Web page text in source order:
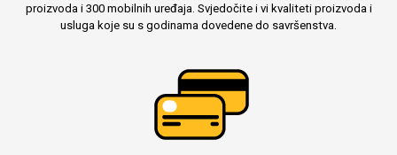
proizvoda i 300 mobilnih uređaja. Svjedočite i vi kvaliteti proizvoda i
usluga koje su s godinama dovedene do savršenstva.